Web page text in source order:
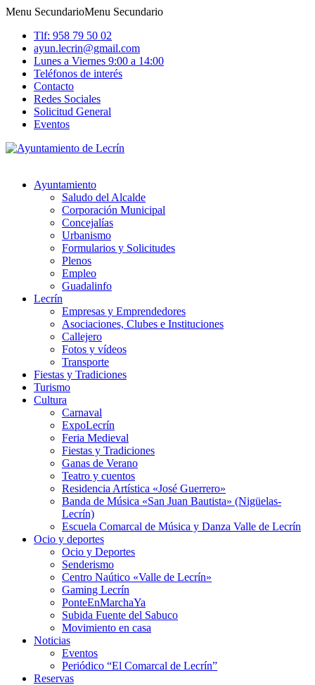
Menu SecundarioMenu Secundario
Tlf: 958 79 50 02
ayun.lecrin@gmail.com
Lunes a Viernes 9:00 a 14:00
Teléfonos de interés
Contacto
Redes Sociales
Solicitud General
Eventos
Ayuntamiento
Saludo del Alcalde
Corporación Municipal
Concejalías
Urbanismo
Formularios y Solicitudes
Plenos
Empleo
Guadalinfo
Lecrín
Empresas y Emprendedores
Asociaciones, Clubes e Instituciones
Callejero
Fotos y vídeos
Transporte
Fiestas y Tradiciones
Turismo
Cultura
Carnaval
ExpoLecrín
Feria Medieval
Fiestas y Tradiciones
Ganas de Verano
Teatro y cuentos
Residencia Artística «José Guerrero»
Banda de Música «San Juan Bautista» (Nigüelas-
Lecrín)
Escuela Comarcal de Música y Danza Valle de Lecrín
Ocio y deportes
Ocio y Deportes
Senderismo
Centro Naútico «Valle de Lecrín»
Gaming Lecrín
PonteEnMarchaYa
Subida Fuente del Sabuco
Movimiento en casa
Noticias
Eventos
Periódico “El Comarcal de Lecrín”
Reservas